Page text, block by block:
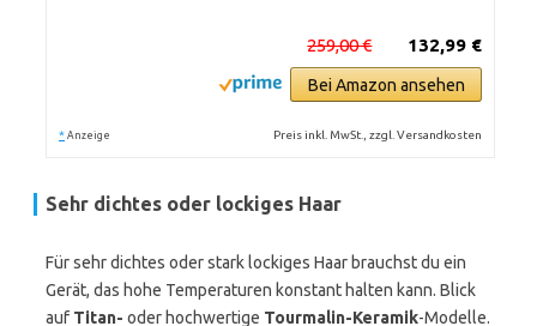
132,99 €
259,00 €
Bei Amazon ansehen
* Anzeige Preis inkl. MwSt., zzgl. Versandkosten
Sehr dichtes oder lockiges Haar
Für sehr dichtes oder stark lockiges Haar brauchst du ein
Gerät, das hohe Temperaturen konstant halten kann. Blick
auf Titan- oder hochwertige Tourmalin-Keramik-Modelle.